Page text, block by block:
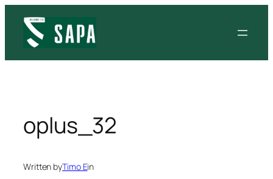
sisältöön
oplus_32
Written byTimo Ein